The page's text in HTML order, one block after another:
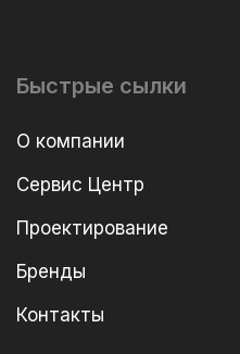
Быстрые сылки
О компании
Сервис Центр
Проектирование
Бренды
Контакты